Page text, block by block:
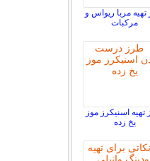
مربا ریواس و
مرکبات
اسنیکرز موز
یخ زده